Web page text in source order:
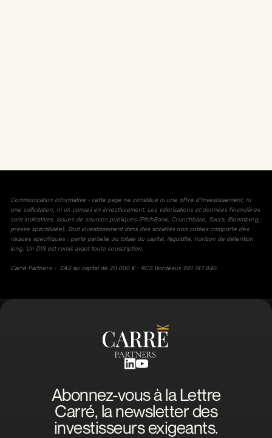
Communication informative - cette page ne constitue ni une offre d'investissement, ni
une sollicitation, ni un conseil en investissement. Les valorisations et données financières
sont indicatives, issues de sources publiques (PitchBook, Crunchbase, Sacra, Bloomberg,
presse spécialisée). Tout investissement dans des sociétés non cotées comporte des
risques spécifiques : perte partielle ou totale du capital, illiquidité, horizon de détention
long. Un DIS est remis avant toute souscription.
Carré Partners - SAS au capital de 20 000 € - RCS Bordeaux 991 747 940.
Abonnez-vous à la Lettre
Carré, la newsletter des
investisseurs exigeants.